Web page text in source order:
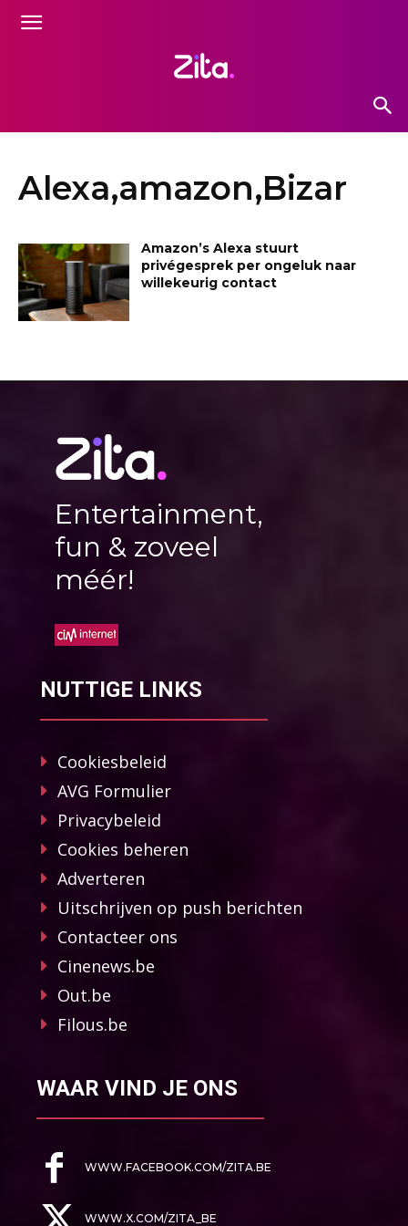
Alexa,amazon,Bizar
Amazon’s Alexa stuurt
privégesprek per ongeluk naar
willekeurig contact
Entertainment,
fun & zoveel
méér!
NUTTIGE LINKS
Cookiesbeleid
AVG Formulier
Privacybeleid
Cookies beheren
Adverteren
Uitschrijven op push berichten
Contacteer ons
Cinenews.be
Out.be
Filous.be
WAAR VIND JE ONS
WWW.FACEBOOK.COM/ZITA.BE
WWW.X.COM/ZITA_BE